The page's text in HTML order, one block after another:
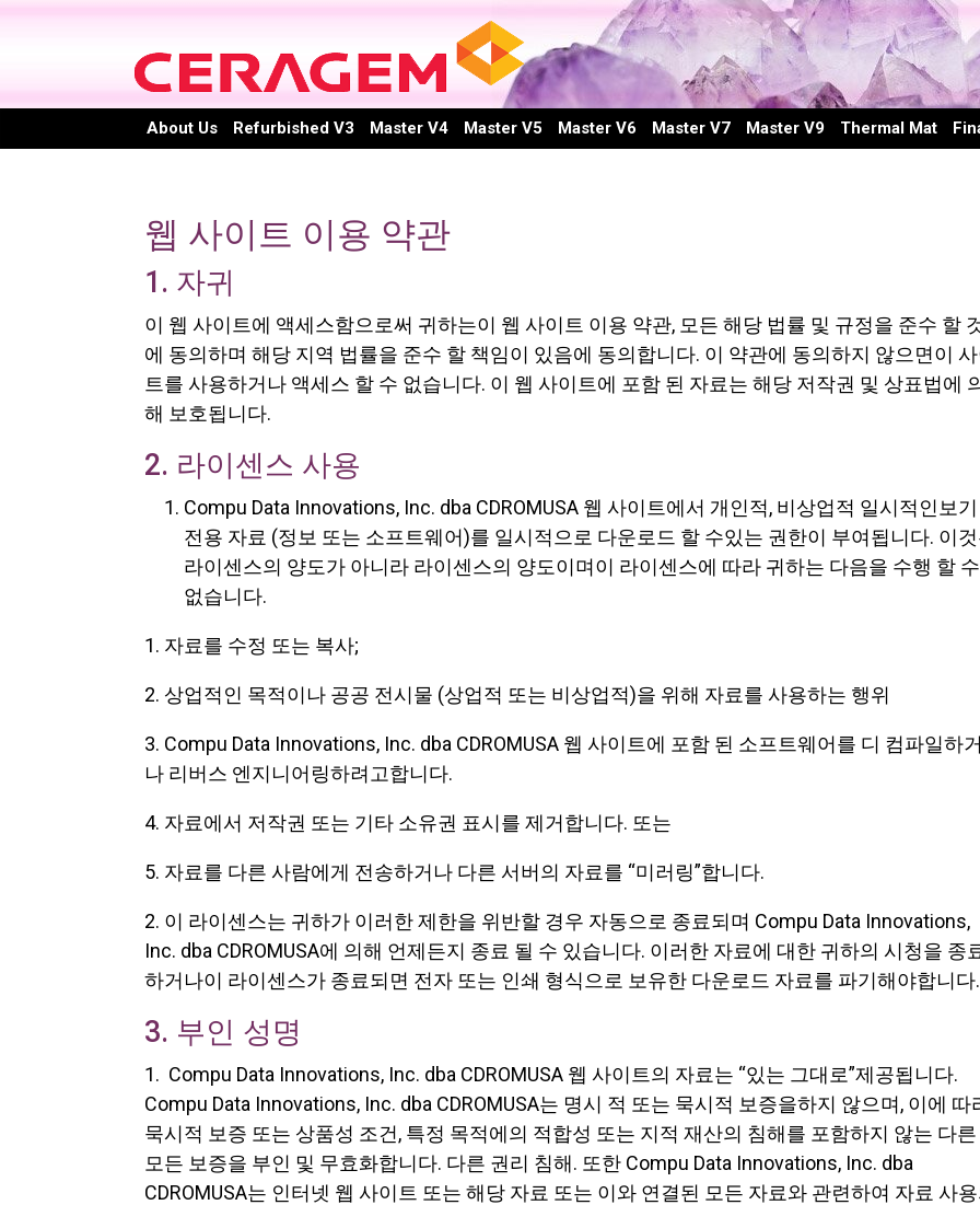
About Us Refurbished V3 Master V4 Master V5 Master V6 Master V7 Master V9 Thermal Mat
웹 사이트 이용 약관
1. 자귀
이 웹 사이트에 액세스함으로써 귀하는이 웹 사이트 이용 약관, 모든 해당 법률 및 규정을 준수 할
에 동의하며 해당 지역 법률을 준수 할 책임이 있음에 동의합니다. 이 약관에 동의하지 않으면이 사
트를 사용하거나 액세스 할 수 없습니다. 이 웹 사이트에 포함 된 자료는 해당 저작권 및 상표법에
해 보호됩니다.
2. 라이센스 사용
Compu Data Innovations, Inc. dba CDROMUSA 웹 사이트에서 개인적, 비상업적 일시적인보기
전용 자료 (정보 또는 소프트웨어)를 일시적으로 다운로드 할 수있는 권한이 부여됩니다. 이
라이센스의 양도가 아니라 라이센스의 양도이며이 라이센스에 따라 귀하는 다음을 수행 할 수
없습니다.
1. 자료를 수정 또는 복사;
2. 상업적인 목적이나 공공 전시물 (상업적 또는 비상업적)을 위해 자료를 사용하는 행위
3. Compu Data Innovations, Inc. dba CDROMUSA 웹 사이트에 포함 된 소프트웨어를 디 컴파일하거
나 리버스 엔지니어링하려고합니다.
4. 자료에서 저작권 또는 기타 소유권 표시를 제거합니다. 또는
5. 자료를 다른 사람에게 전송하거나 다른 서버의 자료를 “미러링”합니다.
2. 이 라이센스는 귀하가 이러한 제한을 위반할 경우 자동으로 종료되며 Compu Data Innovations,
Inc. dba CDROMUSA에 의해 언제든지 종료 될 수 있습니다. 이러한 자료에 대한 귀하의 시청을 종
하거나이 라이센스가 종료되면 전자 또는 인쇄 형식으로 보유한 다운로드 자료를 파기해야합니다.
3. 부인 성명
1. Compu Data Innovations, Inc. dba CDROMUSA 웹 사이트의 자료는 “있는 그대로”제공됩니다.
Compu Data Innovations, Inc. dba CDROMUSA는 명시 적 또는 묵시적 보증을하지 않으며, 이에 따
묵시적 보증 또는 상품성 조건, 특정 목적에의 적합성 또는 지적 재산의 침해를 포함하지 않는 다른
모든 보증을 부인 및 무효화합니다. 다른 권리 침해. 또한 Compu Data Innovations, Inc. dba
CDROMUSA는 인터넷 웹 사이트 또는 해당 자료 또는 이와 연결된 모든 자료와 관련하여 자료 사용